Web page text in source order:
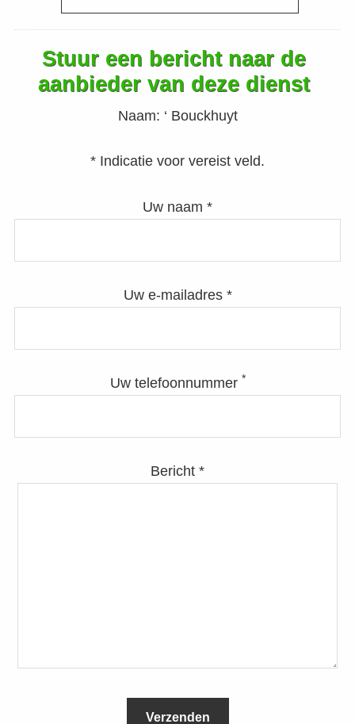
Stuur een bericht naar de
aanbieder van deze dienst
Naam: ‘ Bouckhuyt
* Indicatie voor vereist veld.
Uw naam *
Uw e-mailadres *
Uw telefoonnummer *
Bericht *